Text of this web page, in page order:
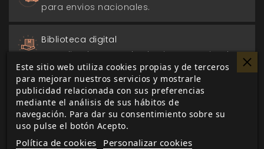
para envios nacionales.
Biblioteca digital
actualizada con todos los juego canjeados
o comprados.
DESCRIPCIÓN
Este sitio web utiliza cookies propias y de terceros
para mejorar nuestros servicios y mostrarle
publicidad relacionada con sus preferencias
mediante el análisis de sus hábitos de
navegación. Para dar su consentimiento sobre su
uso pulse el botón Acepto.
Política de cookies Personalizar cookies